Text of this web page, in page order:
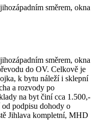
směrem, okna
směrem, okna
do OV. Celkově je
k bytu náleží i sklepní
a rozvody po
na byt činí cca 1.500,-
podpisu dohody o
Jihlava kompletní, MHD